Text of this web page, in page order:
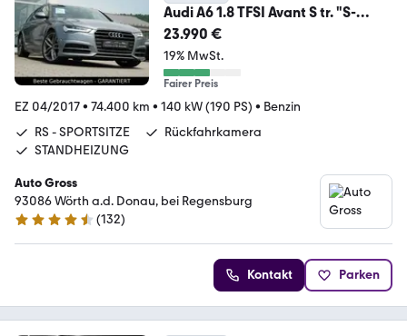
Audi A6 1.8 TFSI Avant S tr. "S-
Line"RS-Sitze"LED"CAM
23.990 €
19% MwSt.
Fairer Preis
EZ 04/2017• 74.400 km • 140 kW (190 PS) • Benzin
RS - SPORTSITZE
Rückfahrkamera
STANDHEIZUNG
Auto Gross
93086 Wörth a.d. Donau, bei Regensburg
4.6 Sterne
(132)
Kontakt Parken